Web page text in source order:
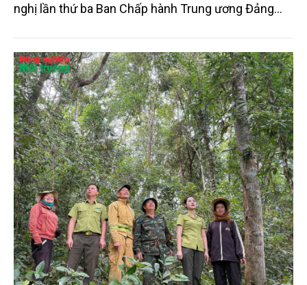
nghị lần thứ ba Ban Chấp hành Trung ương Đảng
phát biểu chỉ đạo hội nghị.